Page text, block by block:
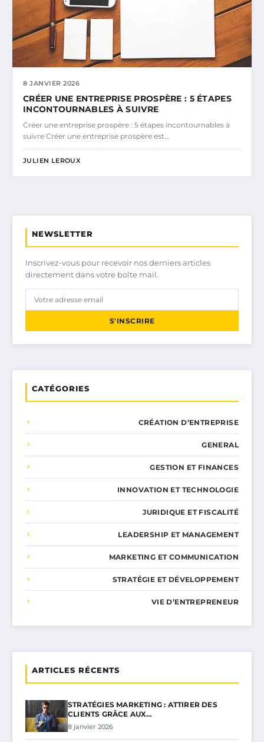
8 JANVIER 2026
CRÉER UNE ENTREPRISE PROSPÈRE : 5 ÉTAPES
INCONTOURNABLES À SUIVRE
Créer une entreprise prospère : 5 étapes incontournables à
suivre Créer une entreprise prospère est…
JULIEN LEROUX
NEWSLETTER
Inscrivez-vous pour recevoir nos derniers articles
directement dans votre boîte mail.
S'INSCRIRE
CATÉGORIES
CRÉATION D’ENTREPRISE
GENERAL
GESTION ET FINANCES
INNOVATION ET TECHNOLOGIE
JURIDIQUE ET FISCALITÉ
LEADERSHIP ET MANAGEMENT
MARKETING ET COMMUNICATION
STRATÉGIE ET DÉVELOPPEMENT
VIE D’ENTREPRENEUR
ARTICLES RÉCENTS
STRATÉGIES MARKETING : ATTIRER DES
CLIENTS GRÂCE AUX…
8 janvier 2026